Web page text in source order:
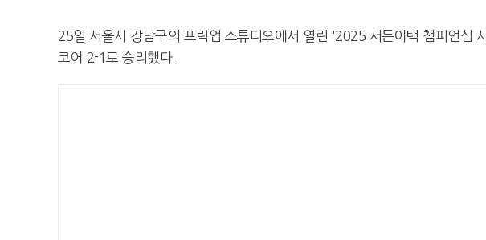
25일 서울시 강남구의 프릭업 스튜디오에서 열린 '2025 서든어택 챔피언십
코어 2-1로 승리했다.